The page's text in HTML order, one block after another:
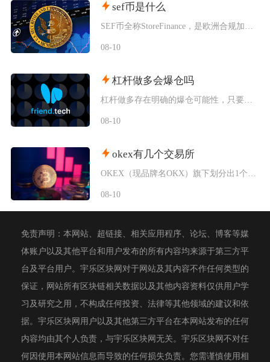
sef币是什么
SEF币全称StoreFinance，是欧洲合规加密交易平台BitcoinStore发行的
08-10
杠杆做多会爆仓吗
08-10
okex有几个交易所
08-10
免责声明：本网站、超链接、相关应用程序、论坛、博客等媒
体账户以及其他平台和用户发布的所有内容均来源于第三方平
台及平台用户。宇乐区块网对于网站及其内容不作任何类型的
保证，网站所有区块链相关数据以及其他内容资料仅供用户学
习及研究之用，不构成任何投资、法律等其他领域的建议和依
据。宇乐区块网用户以及其他第三方平台在本网站发布的任何
内容均由其个人负责，与宇乐区块网无关。宇乐区块网不对任
何因使用本网站信息而导致的任何损失负责。您需谨慎使用相